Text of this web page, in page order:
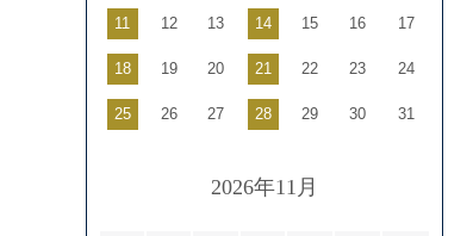
11 12 13 14 15 16 17
18 19 20 21 22 23 24
25 26 27 28 29 30 31
2026年11月